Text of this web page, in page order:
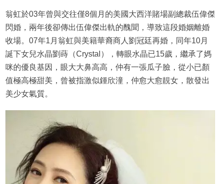
翁虹於03年曾與交往僅8個月的美國大西洋賭場副總裁伍偉傑
閃婚，兩年後卻傳出伍偉傑出軌的醜聞，導致這段婚姻離婚
收場。07年1月翁虹與美籍華裔商人劉冠廷再婚，同年10月
誕下女兒水晶劉蒔（Crystal），轉眼水晶已15歲，繼承了媽
咪的優良基因，眼大大鼻高高，仲有一張瓜子臉，從小已顏
值極高極甜美，曾被指激似鍾欣潼，仲愈大愈靚女，散發出
美少女氣質。